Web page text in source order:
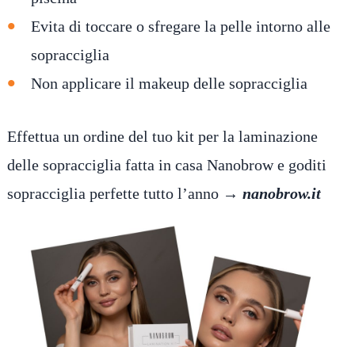
Evita di toccare o sfregare la pelle intorno alle
sopracciglia
Non applicare il makeup delle sopracciglia
Effettua un ordine del tuo kit per la laminazione
delle sopracciglia fatta in casa Nanobrow e goditi
sopracciglia perfette tutto l’anno → nanobrow.it